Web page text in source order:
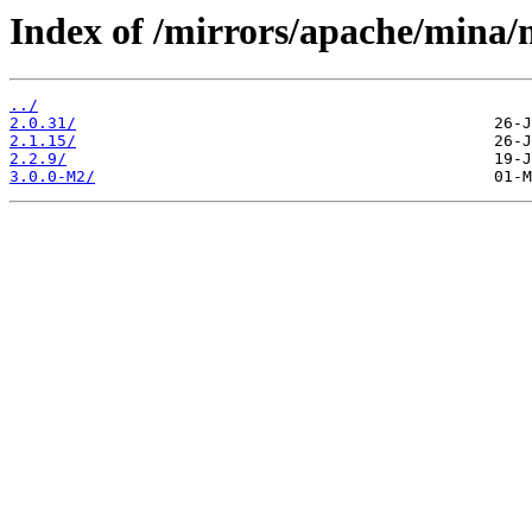
Index of /mirrors/apache/mina/
../
2.0.31/
2.1.15/
2.2.9/
3.0.0-M2/